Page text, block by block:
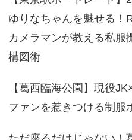
ゆりなちゃんを魅せる！
カメラマンが教える私服
構図術
【葛西臨海公園】現役
ファンを惹きつける制服